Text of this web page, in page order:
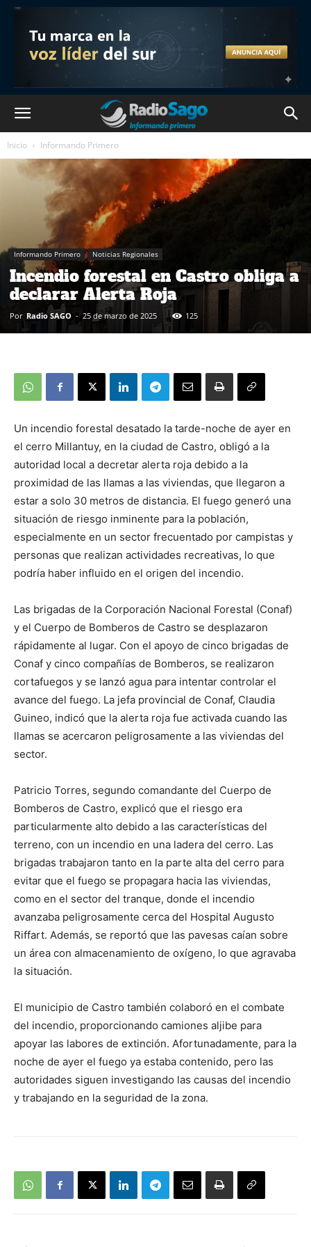
Inicio Informando Primero
Informando Primero Noticias Regionales
Incendio forestal en Castro obliga a
declarar Alerta Roja
Por Radio SAGO - 25 de marzo de 2025 125
Un incendio forestal desatado la tarde-noche de ayer en
el cerro Millantuy, en la ciudad de Castro, obligó a la
autoridad local a decretar alerta roja debido a la
proximidad de las llamas a las viviendas, que llegaron a
estar a solo 30 metros de distancia. El fuego generó una
situación de riesgo inminente para la población,
especialmente en un sector frecuentado por campistas y
personas que realizan actividades recreativas, lo que
podría haber influido en el origen del incendio.
Las brigadas de la Corporación Nacional Forestal (Conaf)
y el Cuerpo de Bomberos de Castro se desplazaron
rápidamente al lugar. Con el apoyo de cinco brigadas de
Conaf y cinco compañías de Bomberos, se realizaron
cortafuegos y se lanzó agua para intentar controlar el
avance del fuego. La jefa provincial de Conaf, Claudia
Guineo, indicó que la alerta roja fue activada cuando las
llamas se acercaron peligrosamente a las viviendas del
sector.
Patricio Torres, segundo comandante del Cuerpo de
Bomberos de Castro, explicó que el riesgo era
particularmente alto debido a las características del
terreno, con un incendio en una ladera del cerro. Las
brigadas trabajaron tanto en la parte alta del cerro para
evitar que el fuego se propagara hacia las viviendas,
como en el sector del tranque, donde el incendio
avanzaba peligrosamente cerca del Hospital Augusto
Riffart. Además, se reportó que las pavesas caían sobre
un área con almacenamiento de oxígeno, lo que agravaba
la situación.
El municipio de Castro también colaboró en el combate
del incendio, proporcionando camiones aljibe para
apoyar las labores de extinción. Afortunadamente, para la
noche de ayer el fuego ya estaba contenido, pero las
autoridades siguen investigando las causas del incendio
y trabajando en la seguridad de la zona.